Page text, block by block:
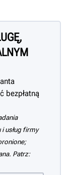
bezpłatną
usług firmy
Patrz: